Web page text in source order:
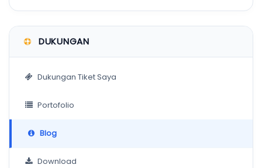
DUKUNGAN
Dukungan Tiket Saya
Portofolio
Blog
Download